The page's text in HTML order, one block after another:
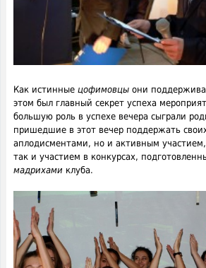
Как истинные цофимовцыони
этом был главный секрет успеха
большую роль в успехе вечера сыграли
пришедшие в этот вечер поддержать
аплодисментами, но и активным участием,
так и участием в конкурсах,
мадрихами клуба.